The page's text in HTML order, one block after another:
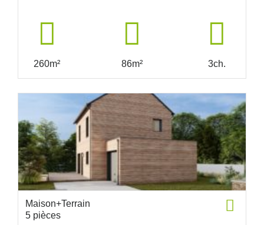
260m² 86m² 3ch.
Maison+Terrain
5 pièces